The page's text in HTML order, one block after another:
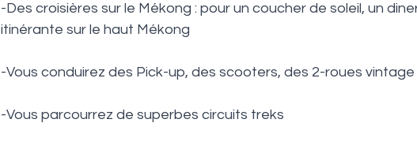
-Des croisières sur le Mékong : pour un coucher de soleil, un
itinérante sur le haut Mékong
-Vous conduirez des Pick-up, des scooters, des 2-roues
-Vous parcourrez de superbes circuits treks